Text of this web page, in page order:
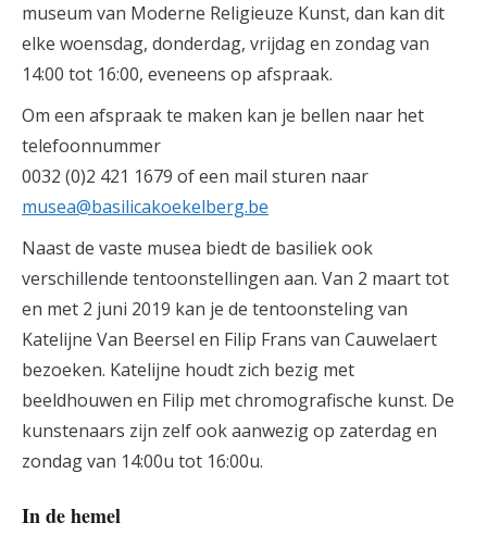
museum van Moderne Religieuze Kunst, dan kan dit
elke woensdag, donderdag, vrijdag en zondag van
14:00 tot 16:00, eveneens op afspraak.
Om een afspraak te maken kan je bellen naar het
telefoonnummer
0032 (0)2 421 1679 of een mail sturen naar
musea@basilicakoekelberg.be
Naast de vaste musea biedt de basiliek ook
verschillende tentoonstellingen aan. Van 2 maart tot
en met 2 juni 2019 kan je de tentoonsteling van
Katelijne Van Beersel en Filip Frans van Cauwelaert
bezoeken. Katelijne houdt zich bezig met
beeldhouwen en Filip met chromografische kunst. De
kunstenaars zijn zelf ook aanwezig op zaterdag en
zondag van 14:00u tot 16:00u.
In de hemel